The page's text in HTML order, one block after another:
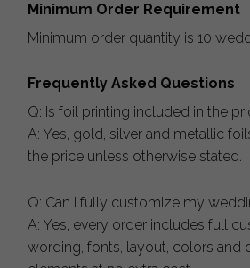
Minimum Order Requirement
Minimum order quantity is 10
Frequently Asked Questions
Q: Is foil printing included in the
A: Yes, gold, silver and metallic
the price unless otherwise stated.
Q: Can I fully customize my
A: Yes, every order includes full
wording, fonts, layout, colors and